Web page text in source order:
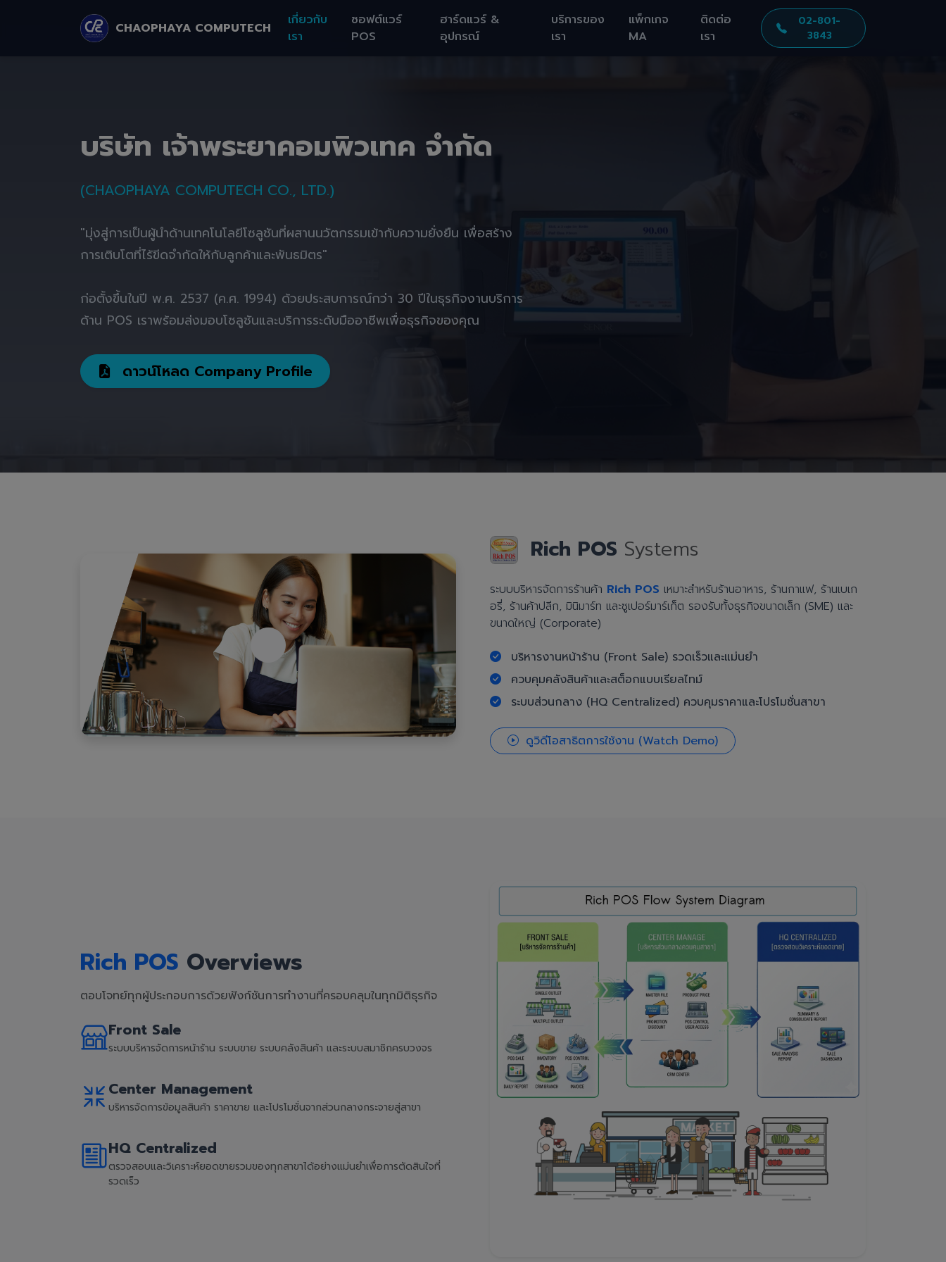
CHAOPHAYA COMPUTECH
เกี่ยวกับ
เรา
ซอฟต์แวร์
POS
ฮาร์ดแวร์ &
อุปกรณ์
บริการของ
เรา
แพ็กเกจ
MA
ติดต่อ
เรา
02-801-
3843
บริษัท เจ้าพระยาคอมพิวเทค จำกัด
(CHAOPHAYA COMPUTECH CO., LTD.)
"มุ่งสู่การเป็นผู้นำด้านเทคโนโลยีโซลูชันที่ผสานนวัตกรรมเข้ากับความยั่งยืน เพื่อสร้าง
การเติบโตที่ไร้ขีดจำกัดให้กับลูกค้าและพันธมิตร"
ก่อตั้งขึ้นในปี พ.ศ. 2537 (ค.ศ. 1994) ด้วยประสบการณ์กว่า 30 ปีในธุรกิจงานบริการ
ด้าน POS เราพร้อมส่งมอบโซลูชันและบริการระดับมืออาชีพเพื่อธุรกิจของคุณ
ดาวน์โหลด Company Profile
Rich POS Systems
ระบบบริหารจัดการร้านค้า Rich POS เหมาะสำหรับร้านอาหาร, ร้านกาแฟ, ร้านเบเก
อรี่, ร้านค้าปลีก, มินิมาร์ท และซูเปอร์มาร์เก็ต รองรับทั้งธุรกิจขนาดเล็ก (SME) และ
ขนาดใหญ่ (Corporate)
บริหารงานหน้าร้าน (Front Sale) รวดเร็วและแม่นยำ
ควบคุมคลังสินค้าและสต็อกแบบเรียลไทม์
ระบบส่วนกลาง (HQ Centralized) ควบคุมราคาและโปรโมชั่นสาขา
ดูวิดีโอสาธิตการใช้งาน (Watch Demo)
Rich POS Overviews
ตอบโจทย์ทุกผู้ประกอบการด้วยฟังก์ชันการทำงานที่ครอบคลุมในทุกมิติธุรกิจ
Front Sale
ระบบบริหารจัดการหน้าร้าน ระบบขาย ระบบคลังสินค้า และระบบสมาชิกครบวงจร
Center Management
บริหารจัดการข้อมูลสินค้า ราคาขาย และโปรโมชั่นจากส่วนกลางกระจายสู่สาขา
HQ Centralized
ตรวจสอบและวิเคราะห์ยอดขายรวมของทุกสาขาได้อย่างแม่นยำเพื่อการตัดสินใจที่
รวดเร็ว